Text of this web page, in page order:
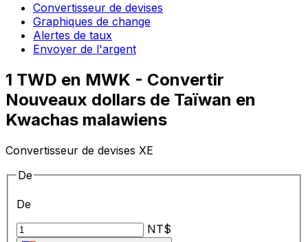
Convertisseur de devises
Graphiques de change
Alertes de taux
Envoyer de l'argent
1 TWD en MWK - Convertir
Nouveaux dollars de Taïwan en
Kwachas malawiens
Convertisseur de devises XE
De
De
NT$